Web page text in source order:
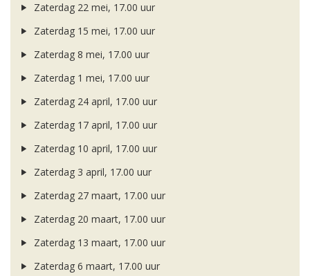
Zaterdag 22 mei, 17.00 uur
Zaterdag 15 mei, 17.00 uur
Zaterdag 8 mei, 17.00 uur
Zaterdag 1 mei, 17.00 uur
Zaterdag 24 april, 17.00 uur
Zaterdag 17 april, 17.00 uur
Zaterdag 10 april, 17.00 uur
Zaterdag 3 april, 17.00 uur
Zaterdag 27 maart, 17.00 uur
Zaterdag 20 maart, 17.00 uur
Zaterdag 13 maart, 17.00 uur
Zaterdag 6 maart, 17.00 uur